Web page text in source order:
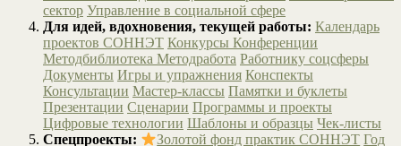
сектор Управление в социальной сфере
Для идей, вдохновения, текущей работы: Календарь
проектов СОННЭТ Конкурсы Конференции
Методбиблиотека Методработа Работнику соцсферы
Документы Игры и упражнения Конспекты
Консультации Мастер-классы Памятки и буклеты
Презентации Сценарии Программы и проекты
Цифровые технологии Шаблоны и образцы Чек-листы
Спецпроекты:
Золотой фонд практик СОННЭТ Год